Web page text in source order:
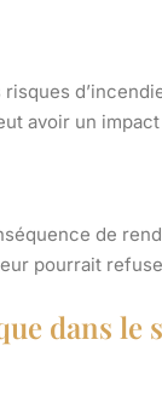
avoir un
de
pourrait
dans le